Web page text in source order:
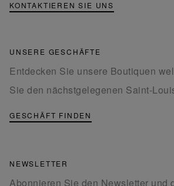
KONTAKTIEREN SIE UNS
UNSERE GESCHÄFTE
Entdecken Sie unsere Boutiquen
Sie den nächstgelegenen Saint-
GESCHÄFT FINDEN
NEWSLETTER
Abonnieren Sie den Newsletter und